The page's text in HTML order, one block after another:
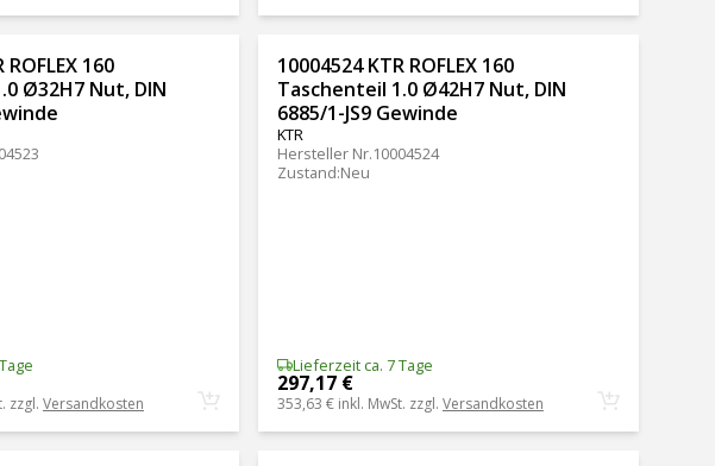
160
Ø32H7 Nut, DIN
zzgl. Versandkosten
10004524 KTR ROFLEX 160
Taschenteil 1.0 Ø42H7 Nut, DIN
6885/1-JS9 Gewinde
KTR
Hersteller Nr.10004524
Zustand:Neu
Lieferzeit ca. 7 Tage
297,17 €
353,63 € inkl. MwSt. zzgl. Versandkosten